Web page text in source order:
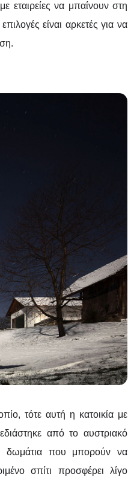
το
εταιρείες να μπαίνουν στη
είναι αρκετές για να
τότε αυτή η κατοικία με
από το αυστριακό
δωμάτια που μπορούν να
σπίτι προσφέρει λίγο